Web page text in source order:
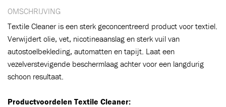
OMSCHRIJVING
Textile Cleaner is een sterk geconcentreerd product voor textiel.
Verwijdert olie, vet, nicotineaanslag en sterk vuil van
autostoelbekleding, automatten en tapijt. Laat een
vezelverstevigende beschermlaag achter voor een langdurig
schoon resultaat.
Productvoordelen Textile Cleaner:
Toegevoegd aan winkelwagen
VERDER WINKELEN Ga naar winkelwagen